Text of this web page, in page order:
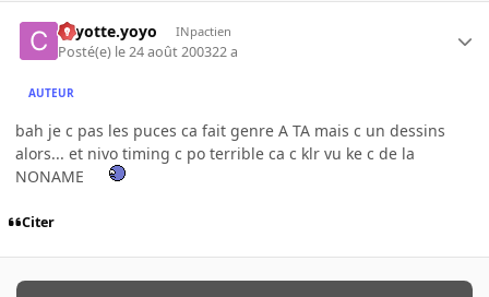
coyotte.yoyo INpactien
Posté(e) le 24 août 200322 a
AUTEUR
bah je c pas les puces ca fait genre A TA mais c un dessins
alors... et nivo timing c po terrible ca c klr vu ke c de la
NONAME
Citer